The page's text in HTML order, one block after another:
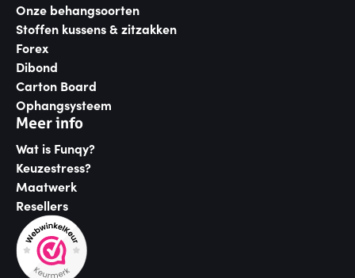
Onze behangsoorten
Stoffen kussens & zitzakken
Forex
Dibond
Carton Board
Ophangsysteem
Meer info
Wat is Funqy?
Keuzestress?
Maatwerk
Resellers